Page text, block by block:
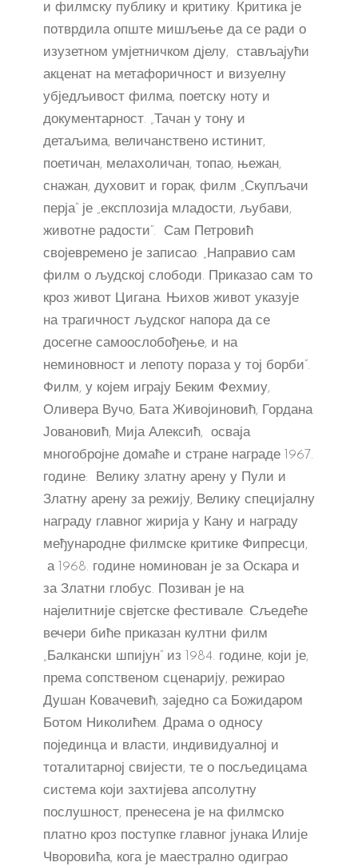
и филмску публику и критику. Критика је
потврдила опште мишљење да се ради о
изузетном умјетничком дјелу, стављајући
акценат на метафоричност и визуелну
убједљивост филма, поетску ноту и
документарност. „Тачан у тону и
детаљима, величанствено истинит,
поетичан, мелахоличан, топао, њежан,
снажан, духовит и горак, филм „Скупљачи
перја“ је „експлозија младости, љубави,
животне радости“. Сам Петровић
својевремено је записао: „Направио сам
филм о људској слободи. Приказао сам то
кроз живот Цигана. Њихов живот указује
на трагичност људског напора да се
досегне самоослобођење, и на
неминовност и лепоту пораза у тој борби”.
Филм, у којем играју Беким Фехмиу,
Оливера Вучо, Бата Живојиновић, Гордана
Јовановић, Мија Алексић, осваја
многобројне домаће и стране награде 1967.
године: Велику златну арену у Пули и
Златну арену за режију, Велику специјалну
награду главног жирија у Кану и награду
међународне филмске критике Фипресци,
а 1968. године номинован је за Оскара и
за Златни глобус. Позиван је на
најелитније свјетске фестивале. Сљедеће
вечери биће приказан култни филм
„Балкански шпијун“ из 1984. године, који је,
према сопственом сценарију, режирао
Душан Ковачевић, заједно са Божидаром
Ботом Николићем. Драма о односу
појединца и власти, индивидуалној и
тоталитарној свијести, те о посљедицама
система који захтијева апсолутну
послушност, пренесена је на филмско
платно кроз поступке главног јунака Илије
Чворовића, кога је маестрално одиграо